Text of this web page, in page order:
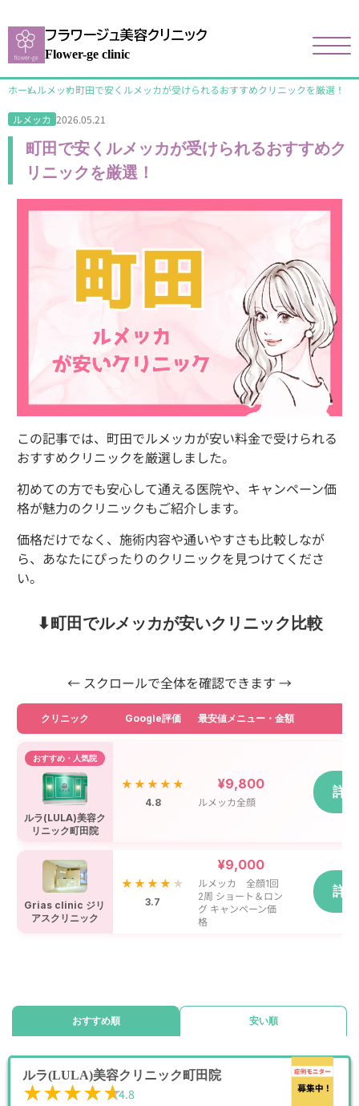
フラワージュ美容クリニック
Flower-ge clinic
ホームルメッカ町田で安くルメッカが受けられるおすすめクリニックを厳選！
ルメッカ 2026.05.21
町田で安くルメッカが受けられるおすすめク
リニックを厳選！
この記事では、町田でルメッカが安い料金で受けられる
おすすめクリニックを厳選しました。
初めての方でも安心して通える医院や、キャンペーン価
格が魅力のクリニックもご紹介します。
価格だけでなく、施術内容や通いやすさも比較しなが
ら、あなたにぴったりのクリニックを見つけてくださ
い。
⬇︎町田でルメッカが安いクリニック比較
← スクロールで全体を確認できます →
クリニック Google評価 最安値メニュー・金額
おすすめ・人気院
ルラ(LULA)美容ク
リニック町田院
★★★★★
4.8
¥9,800
ルメッカ全顔
詳
Grias clinic ジリ
アスクリニック
★★★★ ★
3.7
¥9,000
ルメッカ 全顔1回
2周 ショート＆ロン
グ キャンペーン価
格
詳
おすすめ順 安い順
ルラ(LULA)美容クリニック町田院
★★★★★
★★★★★4.8